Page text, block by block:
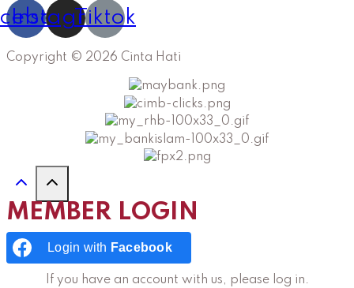
Instagram
Tiktok
Copyright © 2026 Cinta Hati
MEMBER LOGIN
Login with Facebook
If you have an account with us, please log in.